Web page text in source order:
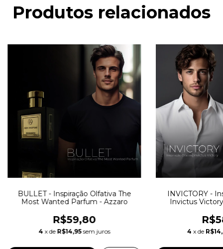
Produtos relacionados
BULLET - Inspiração Olfativa The
Most Wanted Parfum - Azzaro
R$59,80
4 x de R$14,95 sem juros
INVICTORY -
Invictus
4 x de